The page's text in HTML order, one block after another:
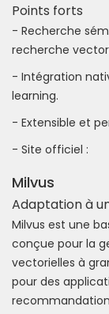
Points forts
- Recherche
recherche
- Intégration
learning.
- Extensible et
- Site officiel :
Milvus
Adaptation à
Milvus est une
conçue pour la
vectorielles à
pour des